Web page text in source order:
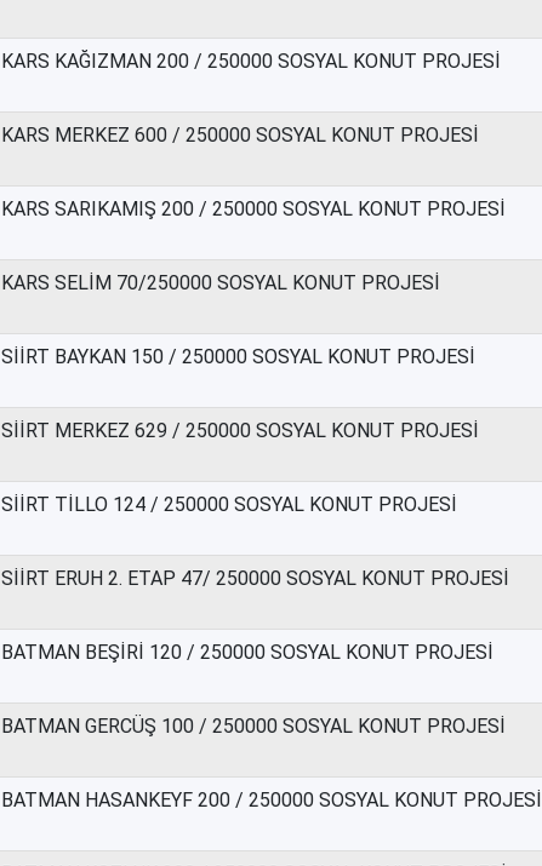
KARS KAĞIZMAN 200 / 250000 SOSYAL KONUT PROJESİ
KARS MERKEZ 600 / 250000 SOSYAL KONUT PROJESİ
KARS SARIKAMIŞ 200 / 250000 SOSYAL KONUT PROJESİ
KARS SELİM 70/250000 SOSYAL KONUT PROJESİ
SİİRT BAYKAN 150 / 250000 SOSYAL KONUT PROJESİ
SİİRT MERKEZ 629 / 250000 SOSYAL KONUT PROJESİ
SİİRT TİLLO 124 / 250000 SOSYAL KONUT PROJESİ
SİİRT ERUH 2. ETAP 47/ 250000 SOSYAL KONUT PROJESİ
BATMAN BEŞİRİ 120 / 250000 SOSYAL KONUT PROJESİ
BATMAN GERCÜŞ 100 / 250000 SOSYAL KONUT PROJESİ
BATMAN HASANKEYF 200 / 250000 SOSYAL KONUT PROJESİ